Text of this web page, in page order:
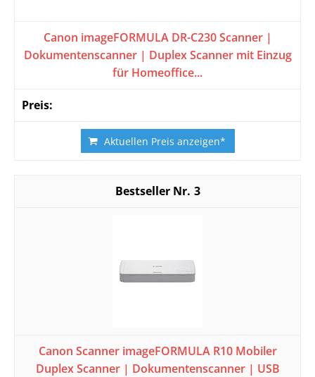
Canon imageFORMULA DR-C230 Scanner |
Dokumentenscanner | Duplex Scanner mit Einzug
für Homeoffice...
Aktuellen Preis anzeigen*
3
Canon Scanner imageFORMULA R10 Mobiler
Duplex Scanner | Dokumentenscanner | USB